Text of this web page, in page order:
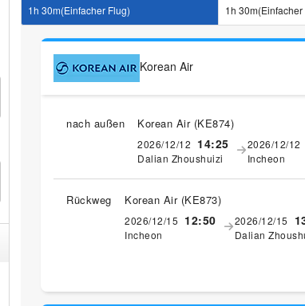
1h 30m(Einfacher Flug) 1h 30m(Einfacher
Korean Air
nach außen Korean Air (KE874)
2026/12/12 14:25
Dalian Zhoushuizi
2026/12/12
Incheon
Rückweg Korean Air (KE873)
2026/12/15 12:50
Incheon
2026/12/15
Dalian